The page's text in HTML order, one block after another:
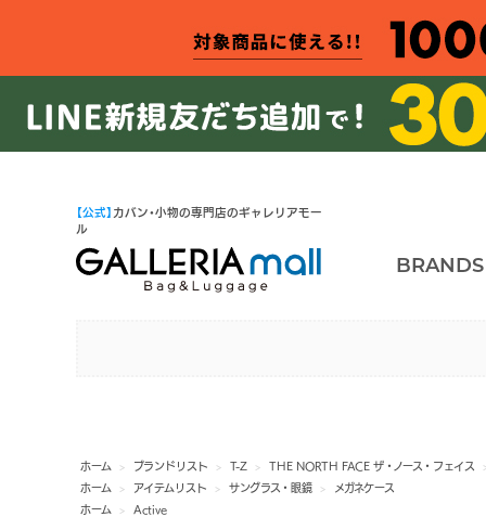
【公式】 カバン・小物の専門店のギャレリアモー
ル
BRANDS
ホーム > ブランドリスト > T-Z > THE NORTH FACE ザ・ノース・フェイス
ホーム
> アイテムリスト > サングラス・眼鏡 >
メガネケース
ホーム
> Active